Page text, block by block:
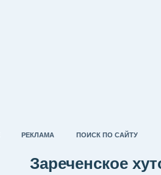
РЕКЛАМА ПОИСК ПО САЙТУ
Зареченское